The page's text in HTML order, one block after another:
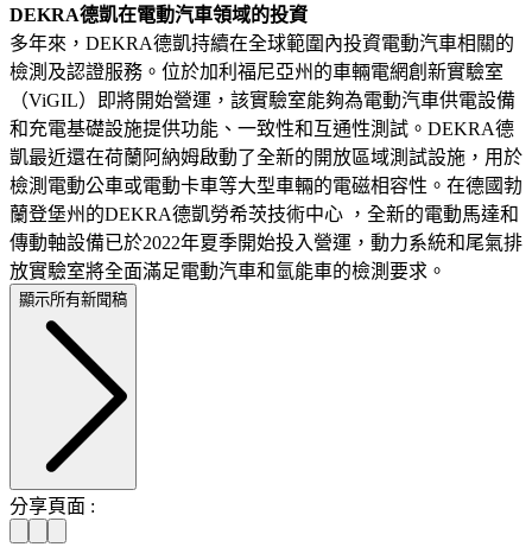
DEKRA德凱在電動汽車領域的投資
多年來，DEKRA德凱持續在全球範圍內投資電動汽車相關的
檢測及認證服務。位於加利福尼亞州的車輛電網創新實驗室
（ViGIL）即將開始營運，該實驗室能夠為電動汽車供電設備
和充電基礎設施提供功能、一致性和互通性測試。DEKRA德
凱最近還在荷蘭阿納姆啟動了全新的開放區域測試設施，用於
檢測電動公車或電動卡車等大型車輛的電磁相容性。在德國勃
蘭登堡州的DEKRA德凱勞希茨技術中心 ，全新的電動馬達和
傳動軸設備已於2022年夏季開始投入營運，動力系統和尾氣排
放實驗室將全面滿足電動汽車和氫能車的檢測要求。
顯示所有新聞稿
分享頁面 :